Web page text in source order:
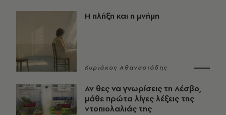
Η πλήξη και η μνήμη
Κυριάκος Αθανασιάδης
Αν θες να γνωρίσεις τη Λέσβο,
μάθε πρώτα λίγες λέξεις της
ντοπιολαλιάς της